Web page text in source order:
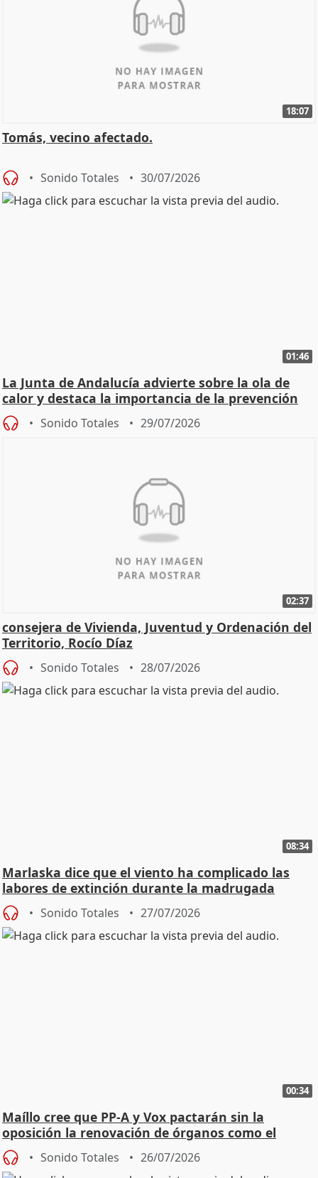
18:07
Tomás, vecino afectado.
Sonido Totales 30/07/2026
01:46
La Junta de Andalucía advierte sobre la ola de
calor y destaca la importancia de la prevención
Sonido Totales 29/07/2026
02:37
consejera de Vivienda, Juventud y Ordenación del
Territorio, Rocío Díaz
Sonido Totales 28/07/2026
08:34
Marlaska dice que el viento ha complicado las
labores de extinción durante la madrugada
Sonido Totales 27/07/2026
00:34
Maíllo cree que PP-A y Vox pactarán sin la
oposición la renovación de órganos como el
Defensor
Sonido Totales 26/07/2026